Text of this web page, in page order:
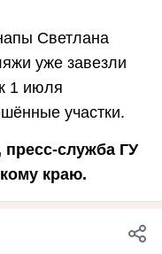
Светлана
уже завезли
1 июля
участки.
служба ГУ
краю.